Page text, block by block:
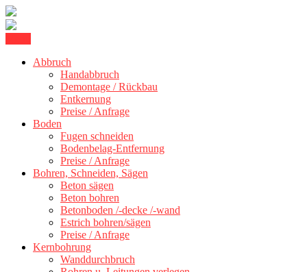
content
BBS Technik GmbH
300 kmAbbruch
Handabbruch
Demontage / Rückbau
Entkernung
Preise / Anfrage
Boden
Fugen schneiden
Bodenbelag-Entfernung
Preise / Anfrage
Bohren, Schneiden, Sägen
Beton sägen
Beton bohren
Betonboden /-decke /-wand
Estrich bohren/sägen
Preise / Anfrage
Kernbohrung
Wanddurchbruch